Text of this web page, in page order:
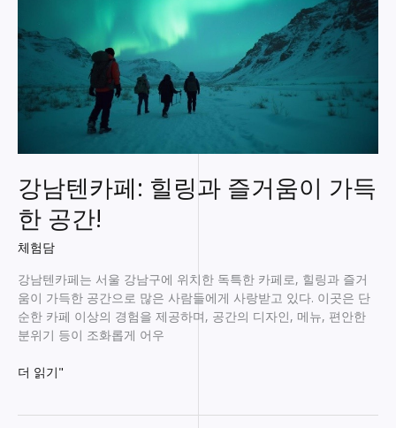
강남텐카페: 힐링과 즐거움이 가득
한 공간!
체험담
강남텐카페는 서울 강남구에 위치한 독특한 카페로, 힐링과 즐거
움이 가득한 공간으로 많은 사람들에게 사랑받고 있다. 이곳은 단
순한 카페 이상의 경험을 제공하며, 공간의 디자인, 메뉴, 편안한
분위기 등이 조화롭게 어우
강
더 읽기"